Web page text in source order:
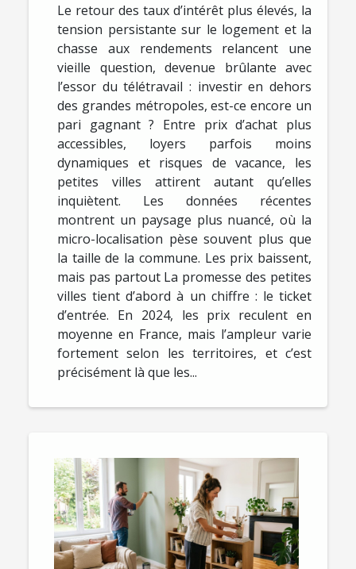
Le retour des taux d’intérêt plus élevés, la
tension persistante sur le logement et la
chasse aux rendements relancent une
vieille question, devenue brûlante avec
l’essor du télétravail : investir en dehors
des grandes métropoles, est-ce encore un
pari gagnant ? Entre prix d’achat plus
accessibles, loyers parfois moins
dynamiques et risques de vacance, les
petites villes attirent autant qu’elles
inquiètent. Les données récentes
montrent un paysage plus nuancé, où la
micro-localisation pèse souvent plus que
la taille de la commune. Les prix baissent,
mais pas partout La promesse des petites
villes tient d’abord à un chiffre : le ticket
d’entrée. En 2024, les prix reculent en
moyenne en France, mais l’ampleur varie
fortement selon les territoires, et c’est
précisément là que les...